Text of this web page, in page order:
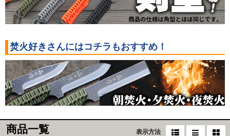
焚火好きさんにはコチラもおすすめ！
商品一覧 表示方法